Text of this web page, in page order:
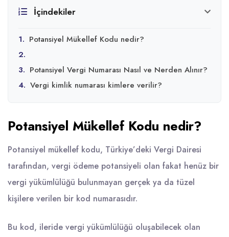
İçindekiler
1. Potansiyel Mükellef Kodu nedir?
2.
3. Potansiyel Vergi Numarası Nasıl ve Nerden Alınır?
4. Vergi kimlik numarası kimlere verilir?
Potansiyel Mükellef Kodu nedir?
Potansiyel mükellef kodu, Türkiye’deki Vergi Dairesi
tarafından, vergi ödeme potansiyeli olan fakat henüz bir
vergi yükümlülüğü bulunmayan gerçek ya da tüzel
kişilere verilen bir kod numarasıdır.
Bu kod, ileride vergi yükümlülüğü oluşabilecek olan